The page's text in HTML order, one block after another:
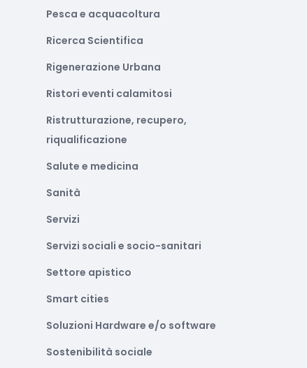
Pesca e acquacoltura
Ricerca Scientifica
Rigenerazione Urbana
Ristori eventi calamitosi
Ristrutturazione, recupero,
riqualificazione
Salute e medicina
Sanità
Servizi
Servizi sociali e socio-sanitari
Settore apistico
Smart cities
Soluzioni Hardware e/o software
Sostenibilità sociale